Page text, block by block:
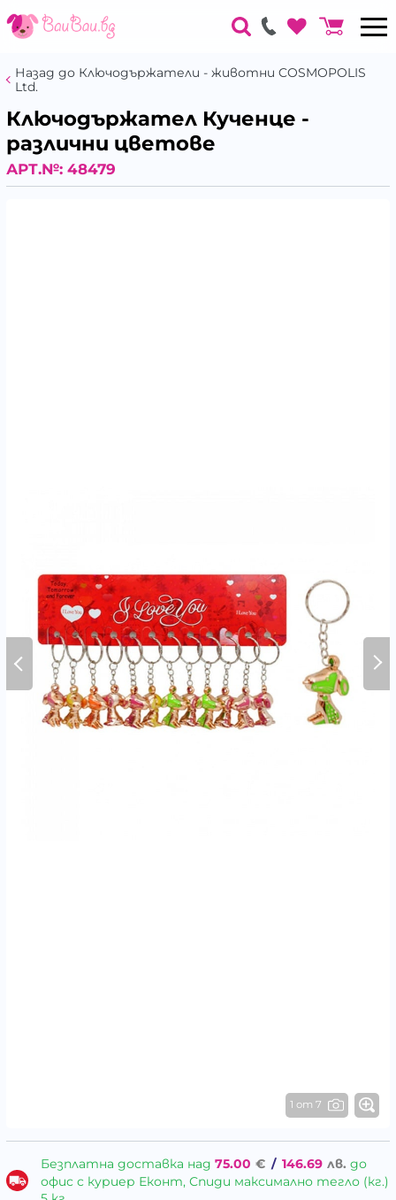
Назад до Ключодържатели - животни COSMOPOLIS
Ltd.
Ключодържател Кученце -
различни цветове
АРТ.№: 48479
1 от 7
Безплатна доставка над 75.00 € / 146.69 лв. до
офис с куриер Еконт, Спиди максимално тегло (кг.)